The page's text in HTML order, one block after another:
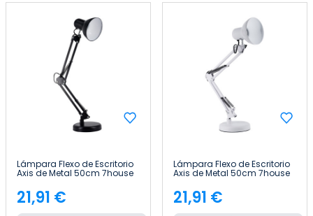
Lámpara Flexo de Escritorio
Axis de Metal 50cm 7house
Precio
21,91 €
Lámpara Flexo de Escritorio
Axis de Metal 50cm 7house
Precio
21,91 €